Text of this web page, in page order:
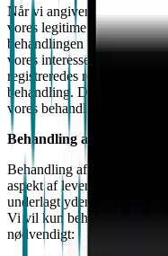
Når vi angiver, at vi
vores legitime interesser,
behandlingen er
vores interesse i at gøre det
registreredes rettigheder og
behandling. Du har en
vores behandling på dette
Behandling af
Behandling af dine
aspekt af leveringen af
underlagt yderligere
Vi vil kun behandle dine
nødvendigt: